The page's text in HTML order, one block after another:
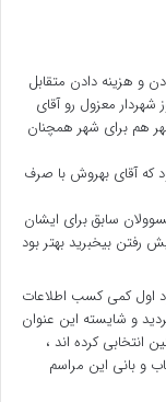
یاری … نیز می
است که در موارد
تا در مقابل
داشته باشند.
را به چالش کشیده
و هزینه دادن متقابل
معزول رو آقای
هم برای شهر همچنان
که آقای بهروش با صرف
سابق برای ایشان
رفتن بیخبرید بهتر بود
اول کمی کسب اطلاعات
و شایسته این عنوان
انتخابی کرده اند ،
و بانی این مراسم